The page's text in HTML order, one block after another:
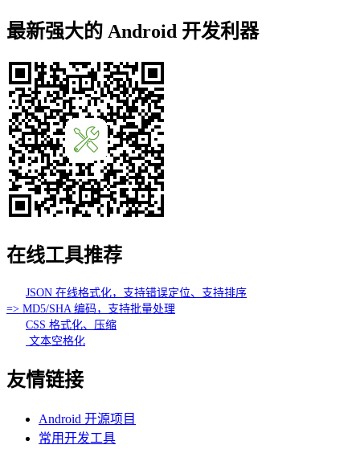
最新强大的 Android 开发利器
在线工具推荐
JSON 在线格式化，支持错误定位、支持排序
=> MD5/SHA 编码，支持批量处理
CSS 格式化、压缩
文本空格化
友情链接
Android 开源项目
常用开发工具